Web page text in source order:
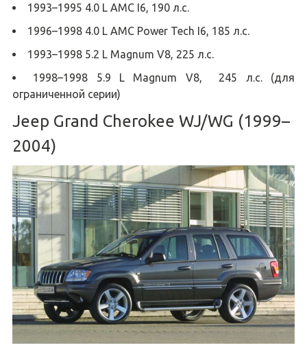
1993–1995 4.0 L AMC I6, 190 л.с.
1996–1998 4.0 L AMC Power Tech I6, 185 л.с.
1993–1998 5.2 L Magnum V8, 225 л.с.
1998–1998 5.9 L Magnum V8, 245 л.с. (для
ограниченной серии)
Jeep Grand Cherokee WJ/WG (1999–
2004)